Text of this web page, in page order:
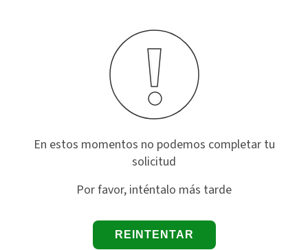
En estos momentos no podemos completar tu
solicitud
Por favor, inténtalo más tarde
REINTENTAR